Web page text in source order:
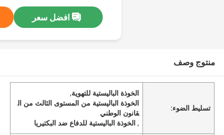
افضل سعر
منتوج وصف
تسليط الضوء:
الخوذة الباليستية للتهوية,
الخوذة الباليستية من المستوى الثالث من ال
قانون الوطني
,الخوذة الباليستية للدفاع ضد البكتيريا